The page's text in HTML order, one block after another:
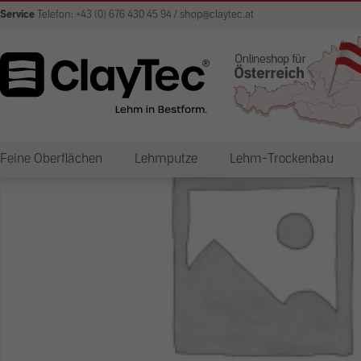
Service Telefon: +43 (0) 676 430 45 94 / shop@claytec.at
Feine Oberflächen Lehmputze Lehm-Trockenbau